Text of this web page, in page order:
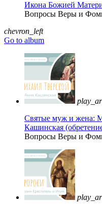
Икона Божией
Вопросы Веры и
chevron_left
Go to album
Святые муж и жена:
Кашинская
Вопросы Веры и